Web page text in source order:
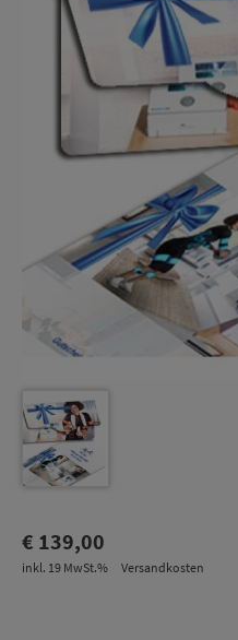
€ 139,00
inkl. 19 MwSt.% Versandkosten